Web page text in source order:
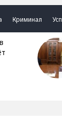
Криминал